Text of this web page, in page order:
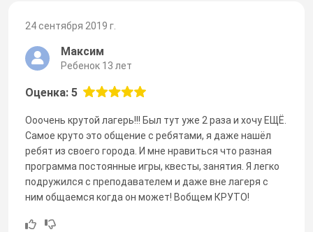
24 сентября 2019 г.
Максим
Ребенок 13 лет
Оценка: 5
Ооочень крутой лагерь!!! Был тут уже 2 раза и хочу ЕЩЁ.
Самое круто это общение с ребятами, я даже нашёл
ребят из своего города. И мне нравиться что разная
программа постоянные игры, квесты, занятия. Я легко
подружился с преподавателем и даже вне лагеря с
ним общаемся когда он может! Вобщем КРУТО!